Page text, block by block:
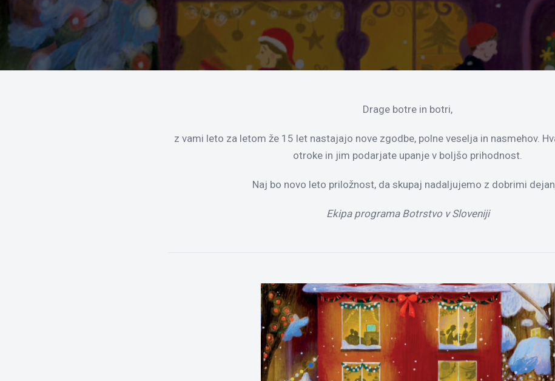
Drage botre in botri,
z vami leto za letom že 15 let nastajajo nove zgodbe, polne veselja in nasmehov.
otroke in jim podarjate upanje v boljšo prihodnost.
Naj bo novo leto priložnost, da skupaj nadaljujemo z dobrimi
Ekipa programa Botrstvo v Sloveniji